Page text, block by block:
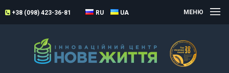
МЕНЮ
+38 (098) 423-36-81 RU UA